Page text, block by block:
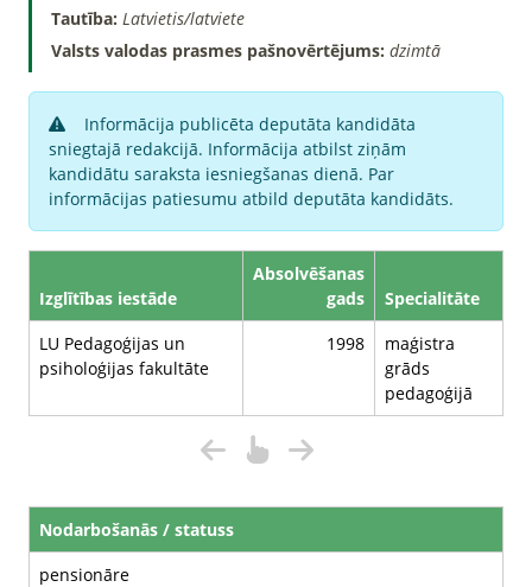
Tautība: Latvietis/latviete
Valsts valodas prasmes pašnovērtējums: dzimtā
Informācija publicēta deputāta kandidāta
sniegtajā redakcijā. Informācija atbilst ziņām
kandidātu saraksta iesniegšanas dienā. Par
informācijas patiesumu atbild deputāta kandidāts.
Izglītības iestāde
Absolvēšanas
gads
Specialitāte
LU Pedagoģijas un
psiholoģijas fakultāte
1998
maģistra
grāds
pedagoģijā
Nodarbošanās / statuss
pensionāre